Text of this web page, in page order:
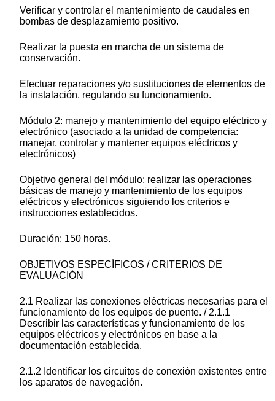
Verificar y controlar el mantenimiento de caudales en
bombas de desplazamiento positivo.
Realizar la puesta en marcha de un sistema de
conservación.
Efectuar reparaciones y/o sustituciones de elementos de
la instalación, regulando su funcionamiento.
Módulo 2: manejo y mantenimiento del equipo eléctrico y
electrónico (asociado a la unidad de competencia:
manejar, controlar y mantener equipos eléctricos y
electrónicos)
Objetivo general del módulo: realizar las operaciones
básicas de manejo y mantenimiento de los equipos
eléctricos y electrónicos siguiendo los criterios e
instrucciones establecidos.
Duración: 150 horas.
OBJETIVOS ESPECÍFICOS / CRITERIOS DE
EVALUACIÓN
2.1 Realizar las conexiones eléctricas necesarias para el
funcionamiento de los equipos de puente. / 2.1.1
Describir las características y funcionamiento de los
equipos eléctricos y electrónicos en base a la
documentación establecida.
2.1.2 Identificar los circuitos de conexión existentes entre
los aparatos de navegación.